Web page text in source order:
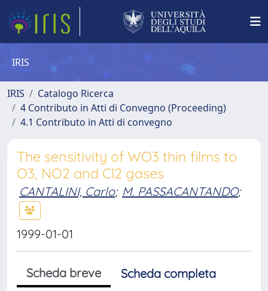
IRIS
IRIS
Catalogo Ricerca
4 Contributo in Atti di Convegno (Proceeding)
4.1 Contributo in Atti di convegno
The sensitivity of WO3 thin films to
O3, NO2 and Cl2 gases
CANTALINI, Carlo; M. PASSACANTANDO;
1999-01-01
Scheda breve
Scheda completa